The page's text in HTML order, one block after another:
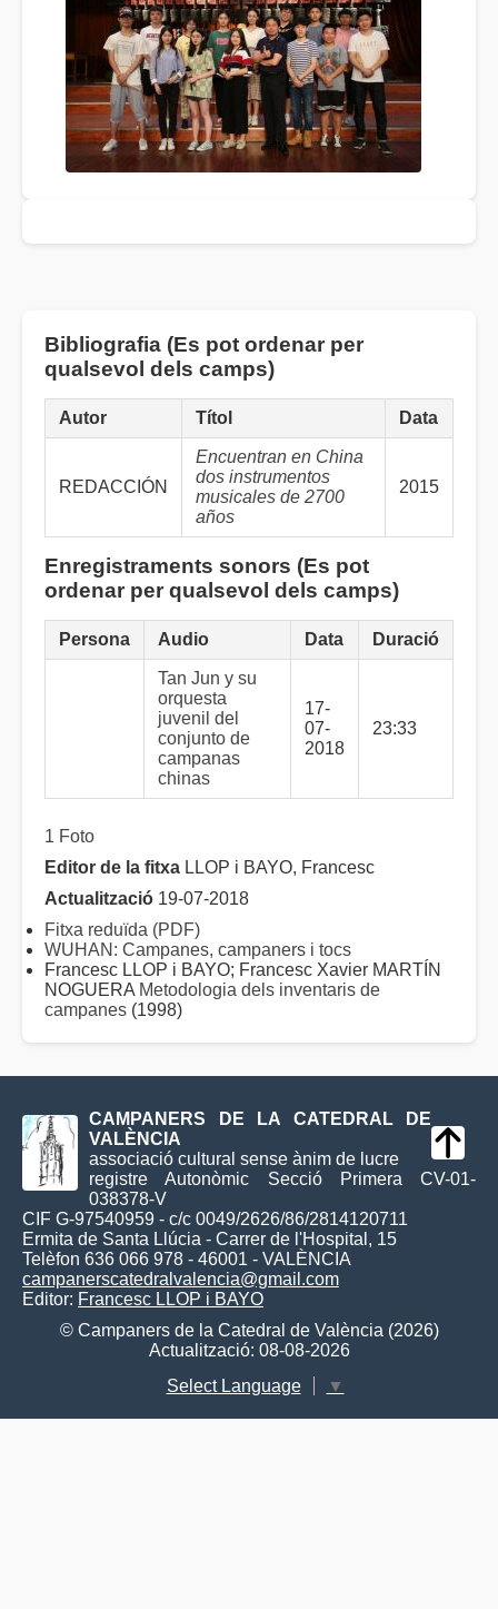
Bibliografia (Es pot ordenar per
qualsevol dels camps)
Autor Títol Data
REDACCIÓN
Encuentran en China
dos instrumentos
musicales de 2700
años
2015
Enregistraments sonors (Es pot
ordenar per qualsevol dels camps)
Persona Audio Data Duració
Tan Jun y su
orquesta
juvenil del
conjunto de
campanas
chinas
17-
07-
2018
23:33
1 Foto
Editor de la fitxa LLOP i BAYO, Francesc
Actualització 19-07-2018
Fitxa reduïda (PDF)
WUHAN: Campanes, campaners i tocs
Francesc LLOP i BAYO; Francesc Xavier MARTÍN
NOGUERA Metodologia dels inventaris de
campanes (1998)
CAMPANERS DE LA CATEDRAL DE
VALÈNCIA
associació cultural sense ànim de lucre
registre Autonòmic Secció Primera CV-01-
038378-V
CIF G-97540959 - c/c 0049/2626/86/2814120711
Ermita de Santa Llúcia - Carrer de l'Hospital, 15
Telèfon 636 066 978 - 46001 - VALÈNCIA
campanerscatedralvalencia@gmail.com
Editor: Francesc LLOP i BAYO
© Campaners de la Catedral de València (2026)
Actualització: 08-08-2026
Select Language
▼